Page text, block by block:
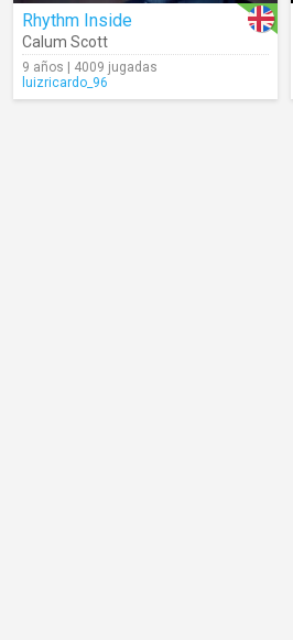
Rhythm Inside
Calum Scott
9 años | 4009 jugadas
luizricardo_96